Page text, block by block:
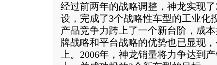
经过前两年的战略调整，神龙实现
设，完成了3个战略性车型的工业化
产品竞争力跨上了一个新台阶，成
牌战略和平台战略的优势也已显现
上。2006年，神龙销量将力争达到